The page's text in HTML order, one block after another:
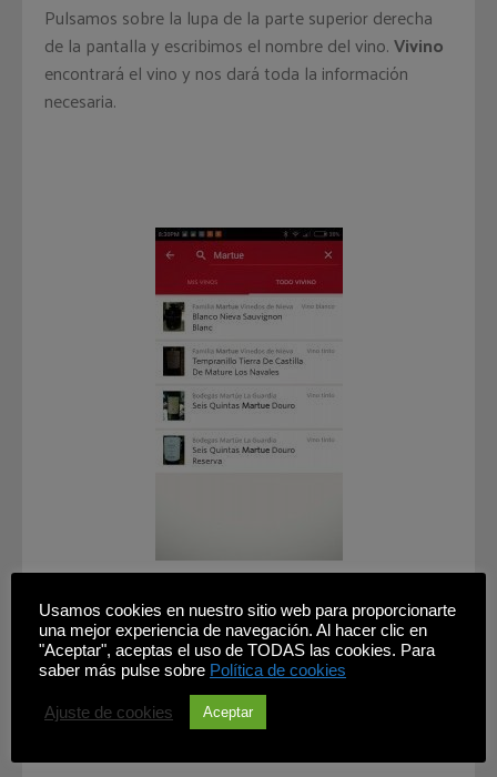
Pulsamos sobre la lupa de la parte superior derecha
de la pantalla y escribimos el nombre del vino.Vivino
encontrará el vino y nos dará toda la información
necesaria.
Otras funciones de vivino
Además de las funciones de búsqueda, Vivino dispone
de muchas más funciones que podéis investigar.
Usamos cookies en nuestro sitio web para proporcionarte
una mejor experiencia de navegación. Al hacer clic en
"Aceptar", aceptas el uso de TODAS las cookies. Para
saber más pulse sobre Política de cookies
Ajuste de cookies Aceptar